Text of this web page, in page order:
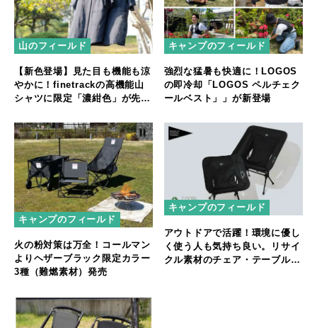
山のフィールド
【新色登場】見た目も機能も涼
やかに！finetrackの高機能山
シャツに限定「濃紺色」が先行
キャンプのフィールド
強烈な猛暑も快適に！LOGOS
の即冷却「LOGOS ペルチェク
ールベスト」」が新登場
キャンプのフィールド
火の粉対策は万全！コールマン
よりヘザーブラック限定カラー
3種（難燃素材）発売
キャンプのフィールド
アウトドアで活躍！環境に優し
く使う人も気持ち良い。リサイ
クル素材のチェア・テーブルが